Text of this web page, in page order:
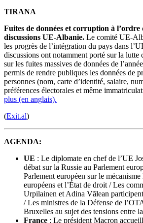
TIRANA
Fuites de données et corruption à
discussions UE-Albanie. Le comité UE-
les progrès de l’intégration du pays dans
discussions ont notamment porté sur la lutte
sur les fuites massives de données de
permis de rendre publiques les données de
personnes (nom, carte d’identité, salaire,
préférences électorales et même
plus (en anglais).
(Exit.al)
AGENDA:
UE : Le diplomate en chef de l’UE
débat sur la Russie au Parlement
Parlement européen sur le
européens et l’État de droit / Les
Urpilainen et Adina Vălean
/ Les ministres de la Défense de
Bruxelles au sujet des tensions entre
France : Le président Macron